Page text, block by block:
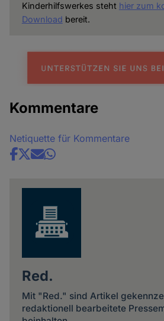
Kinderhilfswerkes steht hier zum
Download bereit.
Kommentare
Netiquette für Kommentare
Share
Red.
Mit "Red." sind Artikel
redaktionell bearbeitete